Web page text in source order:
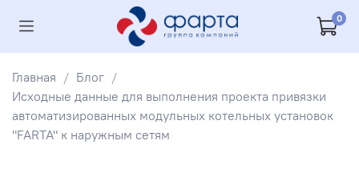
0
Главная
Блог
Исходные данные для выполнения проекта привязки
автоматизированных модульных котельных установок
"FARTA" к наружным сетям